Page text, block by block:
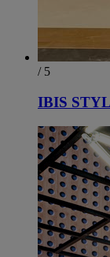
/ 5
IBIS